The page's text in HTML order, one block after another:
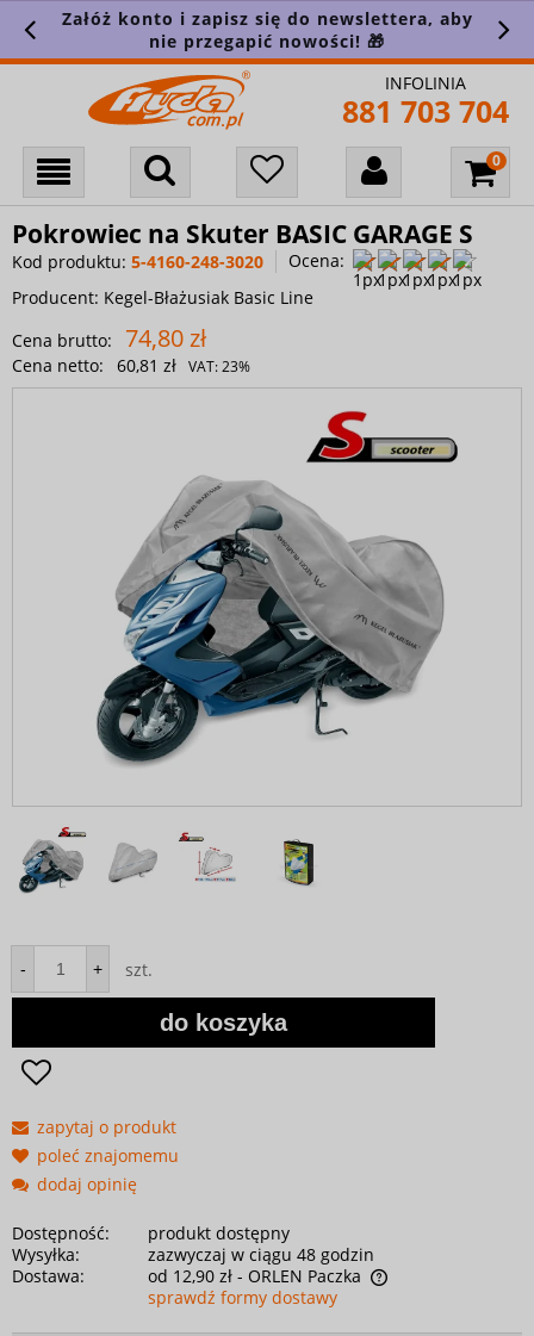
Załóż konto i zapisz się do newslettera, aby
nie przegapić nowości! 🎁
INFOLINIA
881 703 704
Pokrowiec na Skuter BASIC GARAGE S
Kod produktu: 5-4160-248-3020
Ocena:
Producent: Kegel-Błażusiak Basic Line
Cena brutto:
74,80 zł
Cena netto: 60,81 zł VAT:23%
- + szt.
do koszyka
zapytaj o produkt
poleć znajomemu
dodaj opinię
Dostępność:
produkt dostępny
Wysyłka:
zazwyczaj w ciągu 48 godzin
Dostawa:
od 12,90 zł - ORLEN Paczka
sprawdź formy dostawy